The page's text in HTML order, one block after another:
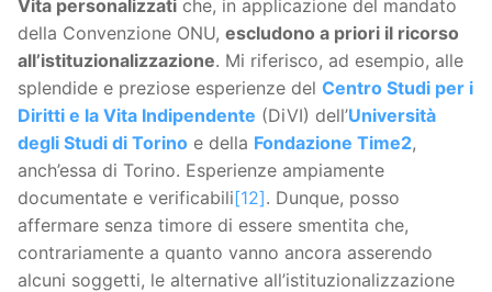
Vita personalizzati che, in applicazione del mandato
della Convenzione ONU, escludono a priori il ricorso
all’istituzionalizzazione. Mi riferisco, ad esempio, alle
splendide e preziose esperienze del Centro Studi per i
Diritti e la Vita Indipendente (DiVI) dell’Università
degli Studi di Torino e della Fondazione Time2,
anch’essa di Torino. Esperienze ampiamente
documentate e verificabili[12]. Dunque, posso
affermare senza timore di essere smentita che,
contrariamente a quanto vanno ancora asserendo
alcuni soggetti, le alternative all’istituzionalizzazione